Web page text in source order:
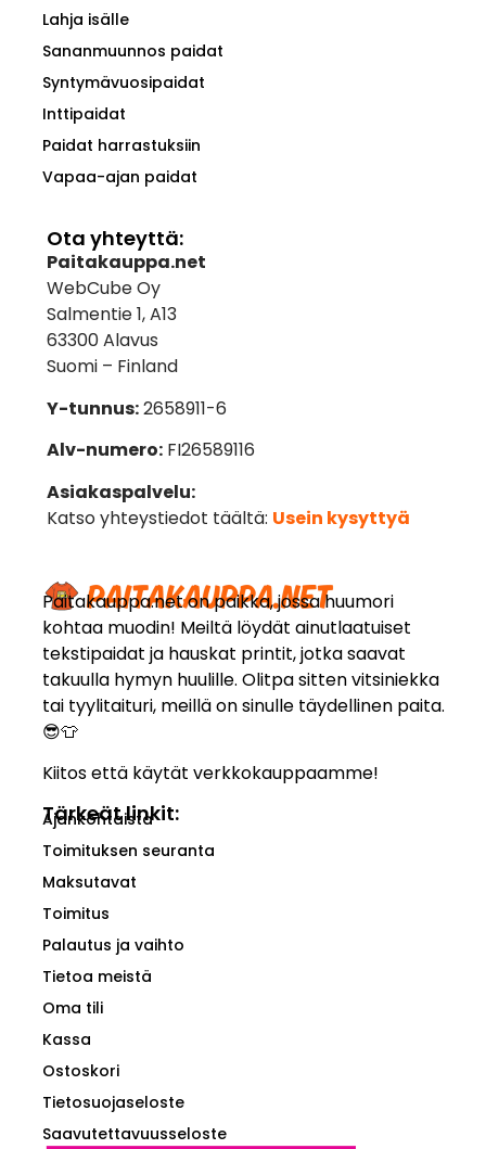
Paitakauppa.net on paikka, jossa huumori
kohtaa muodin! Meiltä löydät ainutlaatuiset
tekstipaidat ja hauskat printit, jotka saavat
takuulla hymyn huulille. Olitpa sitten vitsiniekka
tai tyylitaituri, meillä on sinulle täydellinen paita.
😎👕
Kiitos että käytät verkkokauppaamme!
Tärkeät linkit:
Ajankohtaista
Toimituksen seuranta
Maksutavat
Toimitus
Palautus ja vaihto
Tietoa meistä
Oma tili
Kassa
Ostoskori
Tietosuojaseloste
Saavutettavuusseloste
Lahja isälle
Sananmuunnos paidat
Syntymävuosipaidat
Inttipaidat
Paidat harrastuksiin
Vapaa-ajan paidat
Ota yhteyttä:
Paitakauppa.net
WebCube Oy
Salmentie 1, A13
63300 Alavus
Suomi – Finland
Y-tunnus:2658911-6
Alv-numero:FI26589116
Asiakaspalvelu:
Katso yhteystiedot täältä: Usein kysyttyä